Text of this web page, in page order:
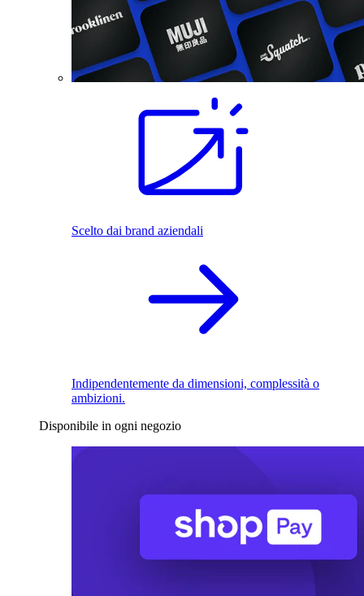
Scelto dai brand aziendali
Indipendentemente da dimensioni, complessità o
ambizioni.
Disponibile in ogni negozio